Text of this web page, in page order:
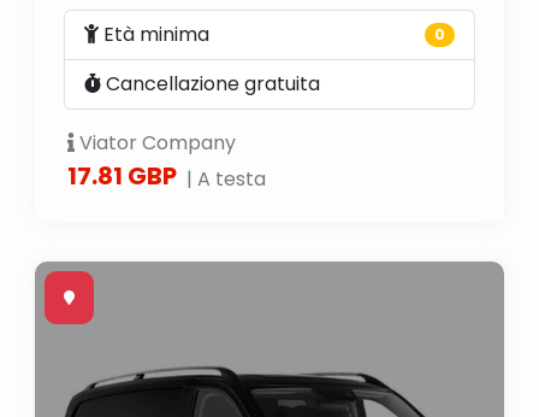
Età minima 0
Cancellazione gratuita
Viator Company
17.81 GBP | A testa